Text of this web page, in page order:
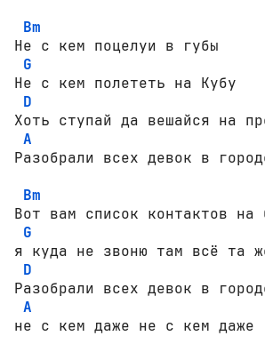
Bm
Не с кем поцелуи в губы
G
Не с кем полететь на Кубу
D
Хоть ступай да вешайся на
A
Разобрали всех девок в
Bm
Вот вам список контактов
G
я куда не звоню там всё та
D
Разобрали всех девок в
A
не с кем даже не с кем даже